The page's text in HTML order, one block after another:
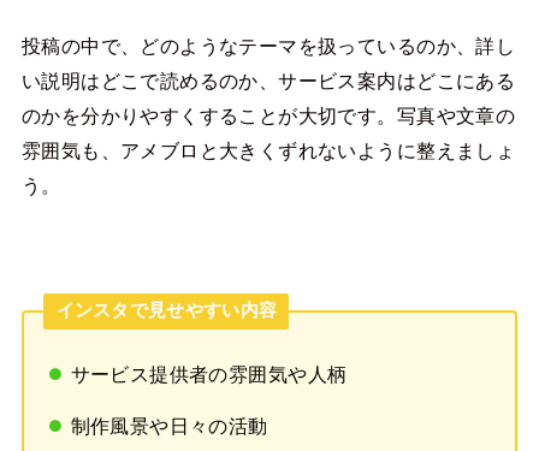
投稿の中で、どのようなテーマを扱っているのか、詳し
い説明はどこで読めるのか、サービス案内はどこにある
のかを分かりやすくすることが大切です。写真や文章の
雰囲気も、アメブロと大きくずれないように整えましょ
う。
インスタで見せやすい内容
サービス提供者の雰囲気や人柄
制作風景や日々の活動